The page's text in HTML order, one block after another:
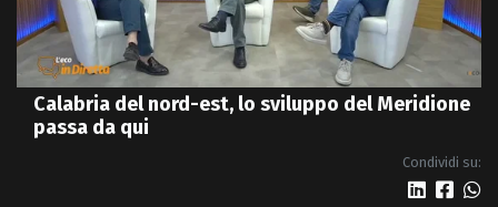
Calabria del nord-est, lo sviluppo del Meridione
passa da qui
Condividi su: